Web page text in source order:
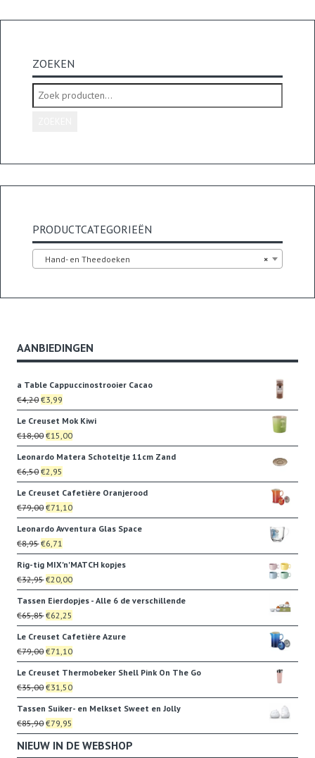
ZOEKEN
Zoeken
naar:
PRODUCTCATEGORIEËN
×
Hand- en Theedoeken
AANBIEDINGEN
a Table Cappuccinostrooier Cacao
€4,20Oorspronkelijke
prijs
was:
€4,20.
€3,99
prijs
is:
€3,99.
Le Creuset Mok Kiwi
€18,00Oorspronkelijke
prijs
was:
€18,00.
€15,00Huidige
prijs
Leonardo Matera Schoteltje 11cm Zand
€6,50Oorspronkelijke
prijs
was:
€6,50.
€2,95
prijs
is:
€2,95.
Le Creuset Cafetière Oranjerood
€79,00Oorspronkelijke
prijs
was:
€79,00.
€71,10Huidige
prijs
Leonardo Avventura Glas Space
€8,95Oorspronkelijke
prijs
was:
€8,95.
€6,71
prijs
is:
€6,71.
Rig-tig MIX'n'MATCH kopjes
€32,95Oorspronkelijke
prijs
was:
€32,95.
€20,00Huidige
prijs
is:
€20,00.
Tassen Eierdopjes - Alle 6 de verschillende
€65,85Oorspronkelijke
prijs
was:
€65,85.
€62,25
prijs
is:
€62,25.
Le Creuset Cafetière Azure
€79,00Oorspronkelijke
prijs
was:
€79,00.
€71,10Huidige
prijs
is:
€71,10.
Le Creuset Thermobeker Shell Pink On The Go
€35,00Oorspronkelijke
prijs
was:
€35,00.
€31,50Huidige
prijs
is:
€31,50.
Tassen Suiker- en Melkset Sweet en Jolly
€85,90Oorspronkelijke
prijs
was:
€79,95
prijs
is:
NIEUW IN DE WEBSHOP